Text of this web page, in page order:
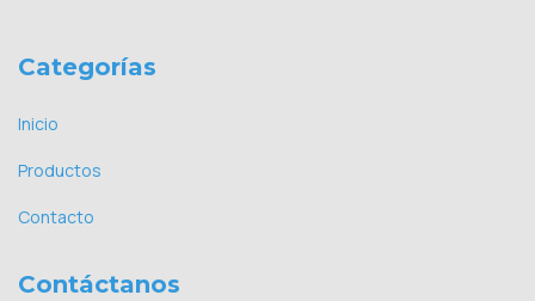
Categorías
Inicio
Productos
Contacto
Contáctanos